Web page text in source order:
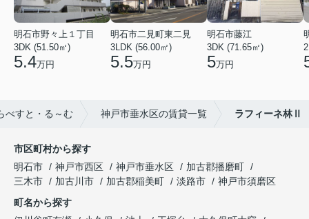
明石市野々上１丁目
3DK (51.50㎡)
5.4万円
明石市二見町東二見
3LDK (56.00㎡)
5.5万円
明石市藤江
3DK (71.65㎡)
5万円
べすと・る～む 神戸市垂水区の賃貸一覧 ラフィーネ林Ⅱ
市区町村から探す
明石市
神戸市西区 神戸市垂水区
加古郡播磨町
三木市
加古川市 加古郡稲美町 淡路市
神戸市須磨区
町名から探す